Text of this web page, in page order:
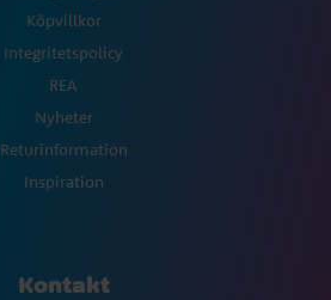
Köpvillkor
Integritetspolicy
REA
Nyheter
Returinformation
Inspiration
Kontakt